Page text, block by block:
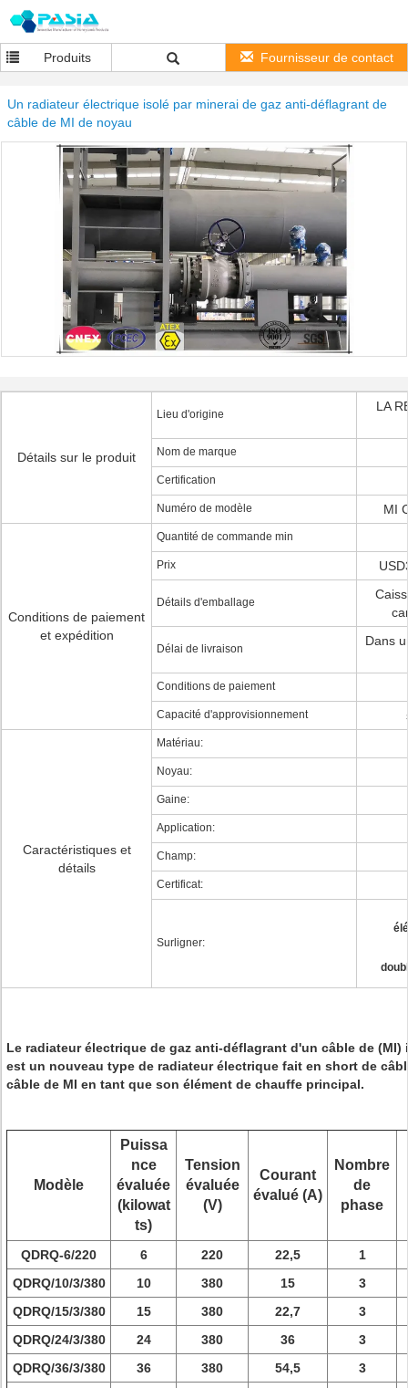
Produits Fournisseur de contact
Un radiateur électrique isolé par minerai de gaz anti-déflagrant de
câble de MI de noyau
Détails sur le produit
Lieu d'origine
LA
Nom de marque
Certification
Numéro de modèle MI
Conditions de paiement
et expédition
Quantité de commande min
Prix
Détails d'emballage
Délai de livraison
Dans
Conditions de paiement
Capacité d'approvisionnement
Caractéristiques et
détails
Matériau:
Noyau:
Gaine:
Application:
Champ:
Certificat:
Surligner:
Le radiateur électrique de gaz anti-déflagrant d'un câble de
est un nouveau type de radiateur électrique fait en short de
câble de MI en tant que son élément de chauffe principal.
Modèle
Puissa
nce
évaluée
(kilowat
ts)
Tension
évaluée
(V)
Courant
évalué (A)
Nombre
de
phase
QDRQ-6/220 6 220 22,5
1
QDRQ/10/3/380
10 380 15
3
QDRQ/15/3/380
15 380 22,7
3
QDRQ/24/3/380
24 380 36
3
QDRQ/36/3/380
36 380 54,5
3